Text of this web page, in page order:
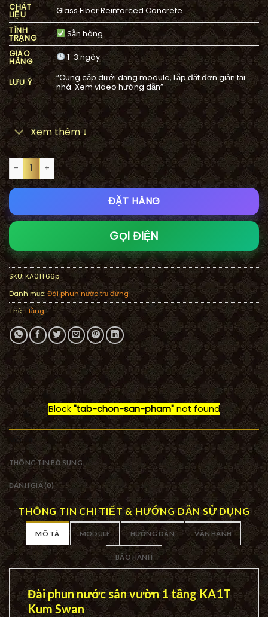
CHẤT
LIỆU
Glass Fiber Reinforced Concrete
TÌNH
TRẠNG
Sẵn hàng
GIAO
HÀNG 1-3 ngày
LƯU Ý
“Cung cấp dưới dạng module, Lắp đặt đơn giản tại
nhà. Xem video hướng dẫn”
Xem thêm ↓
Đài phun nước sân vườn 1 tầng KA1T Kum Swan số lượng
ĐẶT HÀNG
GỌI ĐIỆN
SKU:KA01T66p
Danh mục:Đài phun nước trụ đứng
Thẻ:1 tầng
Block "tab-chon-san-pham"not found
MÔ TẢ
THÔNG TIN BỔ SUNG
ĐÁNH GIÁ (0)
THÔNG TIN CHI TIẾT & HƯỚNG DẪN SỬ DỤNG
MÔ TẢ MODULE HƯỚNG DẪN VẬN HÀNH
BẢO HÀNH
Đài phun nước sân vườn 1 tầng KA1T
Kum Swan